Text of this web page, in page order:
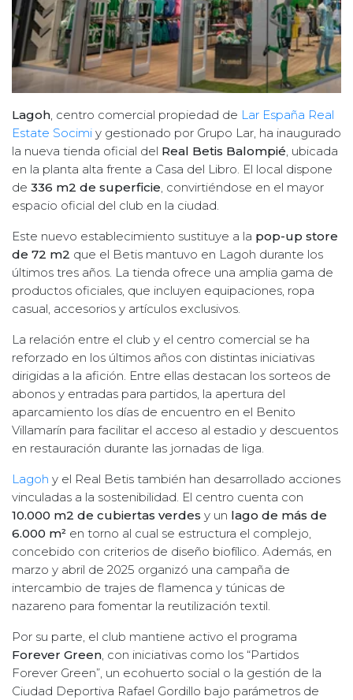
Lagoh, centro comercial propiedad de Lar España Real
Estate Socimi y gestionado por Grupo Lar, ha inaugurado
la nueva tienda oficial del Real Betis Balompié, ubicada
en la planta alta frente a Casa del Libro. El local dispone
de 336 m2 de superficie, convirtiéndose en el mayor
espacio oficial del club en la ciudad.
Este nuevo establecimiento sustituye a la pop-up store
de 72 m2 que el Betis mantuvo en Lagoh durante los
últimos tres años. La tienda ofrece una amplia gama de
productos oficiales, que incluyen equipaciones, ropa
casual, accesorios y artículos exclusivos.
La relación entre el club y el centro comercial se ha
reforzado en los últimos años con distintas iniciativas
dirigidas a la afición. Entre ellas destacan los sorteos de
abonos y entradas para partidos, la apertura del
aparcamiento los días de encuentro en el Benito
Villamarín para facilitar el acceso al estadio y descuentos
en restauración durante las jornadas de liga.
Lagoh y el Real Betis también han desarrollado acciones
vinculadas a la sostenibilidad. El centro cuenta con
10.000 m2 de cubiertas verdes y un lago de más de
6.000 m² en torno al cual se estructura el complejo,
concebido con criterios de diseño biofílico. Además, en
marzo y abril de 2025 organizó una campaña de
intercambio de trajes de flamenca y túnicas de
nazareno para fomentar la reutilización textil.
Por su parte, el club mantiene activo el programa
Forever Green, con iniciativas como los “Partidos
Forever Green”, un ecohuerto social o la gestión de la
Ciudad Deportiva Rafael Gordillo bajo parámetros de